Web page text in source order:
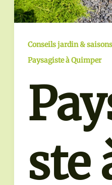
Conseils jardin & saisons
Paysagiste à Quimper
ste